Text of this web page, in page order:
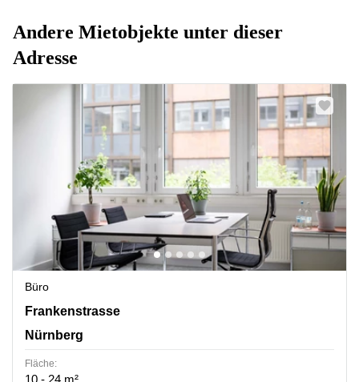
Andere Mietobjekte unter dieser
Adresse
Büro
Frankenstrasse 152, Nürnberg
Frankenstrasse
Nürnberg
Fläche:
10 - 24 m²